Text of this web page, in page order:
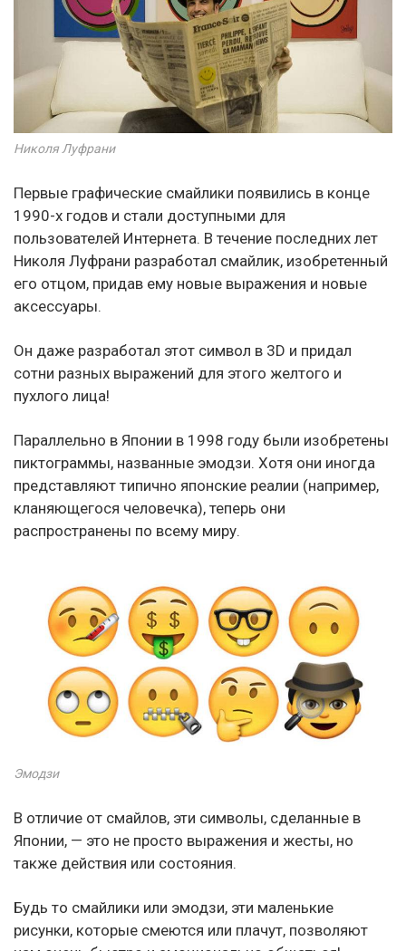
Николя Луфрани
Первые графические смайлики появились в конце
1990-х годов и стали доступными для
пользователей Интернета. В течение последних лет
Николя Луфрани разработал смайлик, изобретенный
его отцом, придав ему новые выражения и новые
аксессуары.
Он даже разработал этот символ в 3D и придал
сотни разных выражений для этого желтого и
пухлого лица!
Параллельно в Японии в 1998 году были изобретены
пиктограммы, названные эмодзи. Хотя они иногда
представляют типично японские реалии (например,
кланяющегося человечка), теперь они
распространены по всему миру.
Эмодзи
В отличие от смайлов, эти символы, сделанные в
Японии, — это не просто выражения и жесты, но
также действия или состояния.
Будь то смайлики или эмодзи, эти маленькие
рисунки, которые смеются или плачут, позволяют